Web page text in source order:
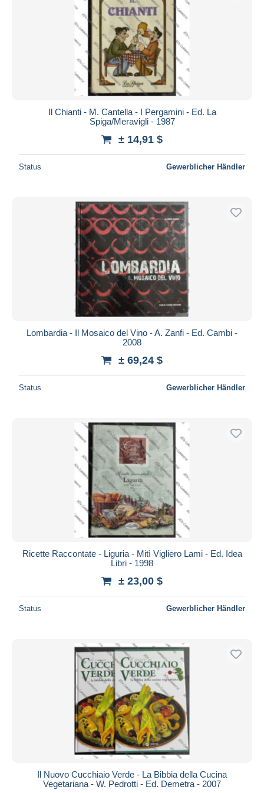
Il Chianti - M. Cantella - I Pergamini - Ed. La
Spiga/Meravigli - 1987
± 14,91 $
Status Gewerblicher Händler
Lombardia - Il Mosaico del Vino - A. Zanfi - Ed. Cambi -
2008
± 69,24 $
Status Gewerblicher Händler
Ricette Raccontate - Liguria - Mitì Vigliero Lami - Ed. Idea
Libri - 1998
± 23,00 $
Status Gewerblicher Händler
Il Nuovo Cucchiaio Verde - La Bibbia della Cucina
Vegetariana - W. Pedrotti - Ed. Demetra - 2007